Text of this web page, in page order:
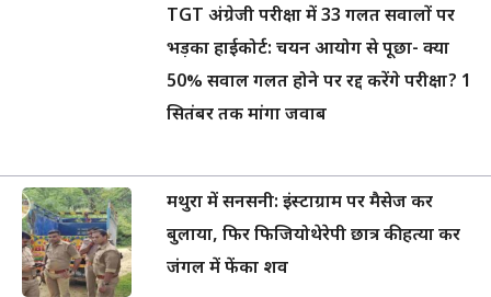
TGT अंग्रेजी परीक्षा में 33 गलत सवालों पर
भड़का हाईकोर्ट: चयन आयोग से पूछा- क्या
50% सवाल गलत होने पर रद्द करेंगे परीक्षा? 1
सितंबर तक मांगा जवाब
मथुरा में सनसनी: इंस्टाग्राम पर मैसेज कर
बुलाया, फिर फिजियोथेरेपी छात्र की हत्या कर
जंगल में फेंका शव